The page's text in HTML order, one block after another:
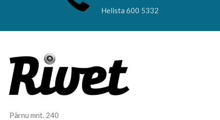
Helista 600 5332
Pärnu mnt. 240